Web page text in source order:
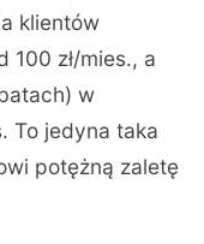
klientów
100 zł/mies., a
w
To jedyna taka
potężną zaletę